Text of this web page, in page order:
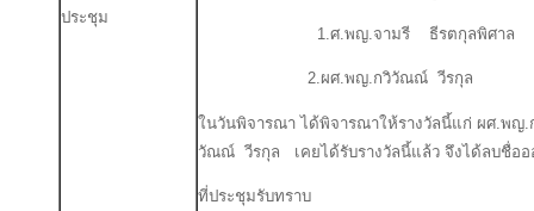
ประชุม
1.ศ.พญ.จามรี ธีรตกุลพิศา
2.ผศ.พญ.กวิวัณณ์ วีรกุล
ในวันพิจารณา ได้พิจารณาให้รางวัลนี้แก่ ผศ.พ
วัณณ์ วีรกุล เคยได้รับรางวัลนี้แล้ว จึงได้ลบชื่ออ
ที่ประชุมรับทราบ